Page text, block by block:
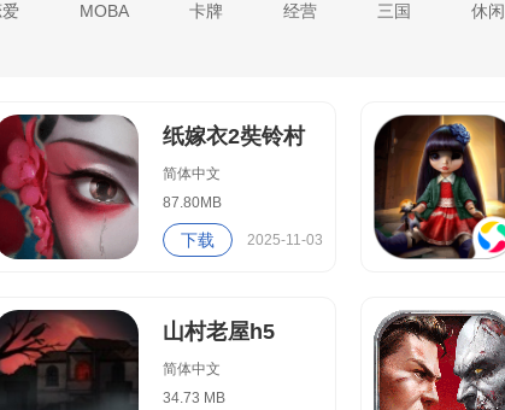
MOBA 卡牌 经营 三国 休闲
纸嫁衣2奘铃村
简体中文
87.80MB
下载 2025-11-03
山村老屋h5
简体中文
34.73 MB